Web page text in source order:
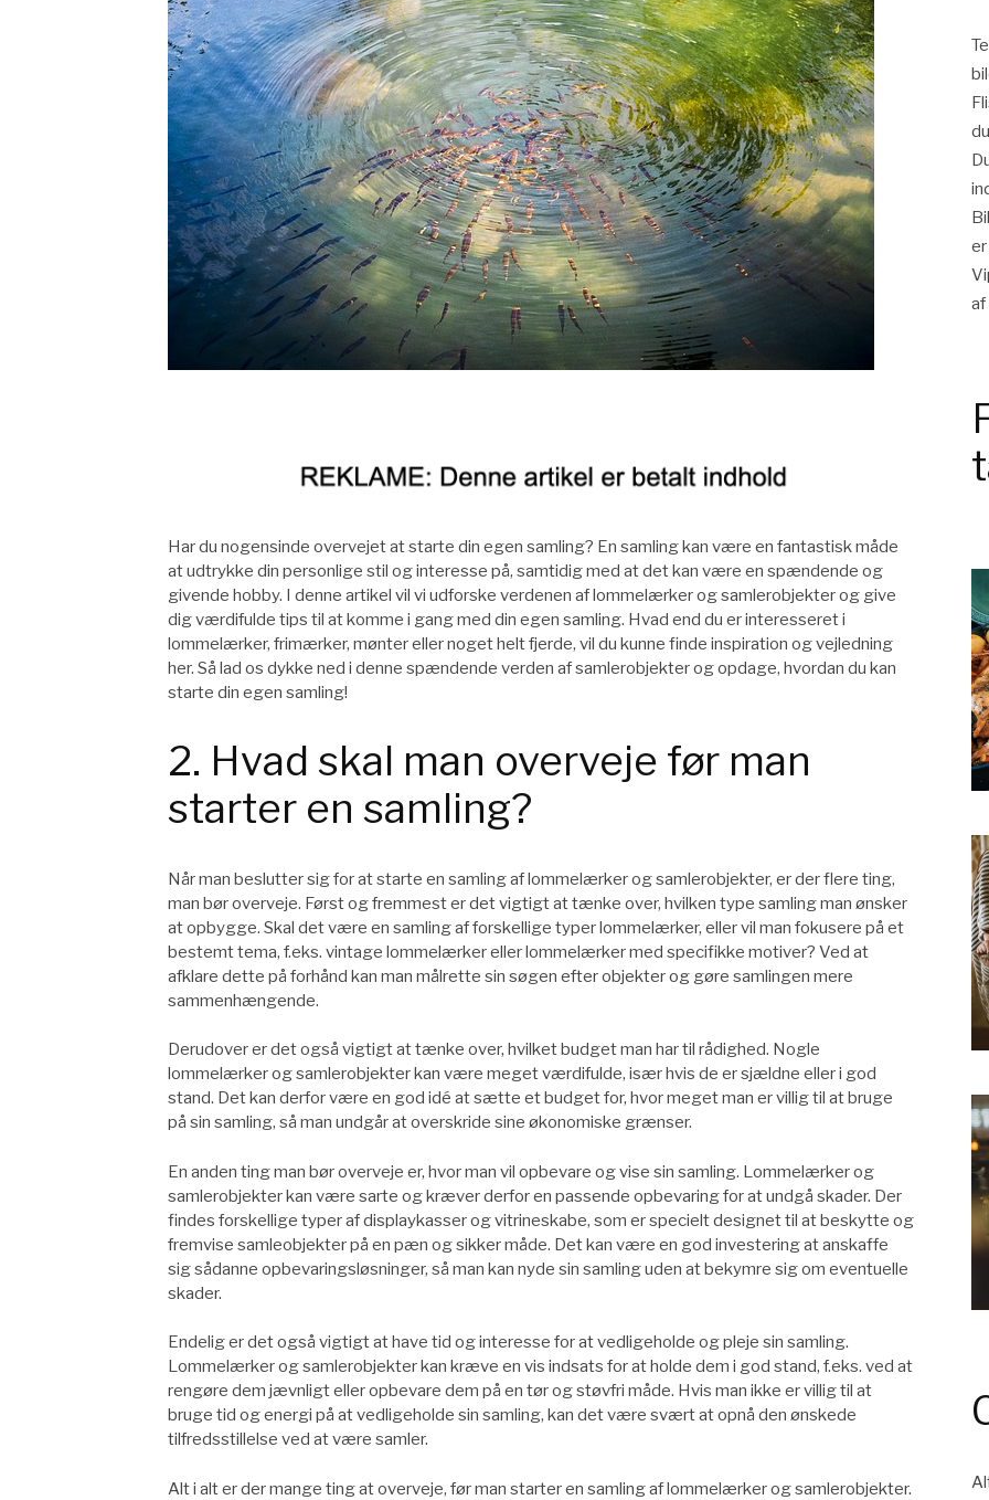
Har du nogensinde overvejet at starte din egen samling? En samling kan være en fantastisk måde
at udtrykke din personlige stil og interesse på, samtidig med at det kan være en spændende og
givende hobby. I denne artikel vil vi udforske verdenen af lommelærker og samlerobjekter og give
dig værdifulde tips til at komme i gang med din egen samling. Hvad end du er interesseret i
lommelærker, frimærker, mønter eller noget helt fjerde, vil du kunne finde inspiration og vejledning
her. Så lad os dykke ned i denne spændende verden af samlerobjekter og opdage, hvordan du kan
starte din egen samling!
2. Hvad skal man overveje før man
starter en samling?
Når man beslutter sig for at starte en samling af lommelærker og samlerobjekter, er der flere ting,
man bør overveje. Først og fremmest er det vigtigt at tænke over, hvilken type samling man ønsker
at opbygge. Skal det være en samling af forskellige typer lommelærker, eller vil man fokusere på et
bestemt tema, f.eks. vintage lommelærker eller lommelærker med specifikke motiver? Ved at
afklare dette på forhånd kan man målrette sin søgen efter objekter og gøre samlingen mere
sammenhængende.
Derudover er det også vigtigt at tænke over, hvilket budget man har til rådighed. Nogle
lommelærker og samlerobjekter kan være meget værdifulde, især hvis de er sjældne eller i god
stand. Det kan derfor være en god idé at sætte et budget for, hvor meget man er villig til at bruge
på sin samling, så man undgår at overskride sine økonomiske grænser.
En anden ting man bør overveje er, hvor man vil opbevare og vise sin samling. Lommelærker og
samlerobjekter kan være sarte og kræver derfor en passende opbevaring for at undgå skader. Der
findes forskellige typer af displaykasser og vitrineskabe, som er specielt designet til at beskytte og
fremvise samleobjekter på en pæn og sikker måde. Det kan være en god investering at anskaffe
sig sådanne opbevaringsløsninger, så man kan nyde sin samling uden at bekymre sig om eventuelle
skader.
Endelig er det også vigtigt at have tid og interesse for at vedligeholde og pleje sin samling.
Lommelærker og samlerobjekter kan kræve en vis indsats for at holde dem i god stand, f.eks. ved at
rengøre dem jævnligt eller opbevare dem på en tør og støvfri måde. Hvis man ikke er villig til at
bruge tid og energi på at vedligeholde sin samling, kan det være svært at opnå den ønskede
tilfredsstillelse ved at være samler.
Alt i alt er der mange ting at overveje, før man starter en samling af lommelærker og samlerobjekter.
af